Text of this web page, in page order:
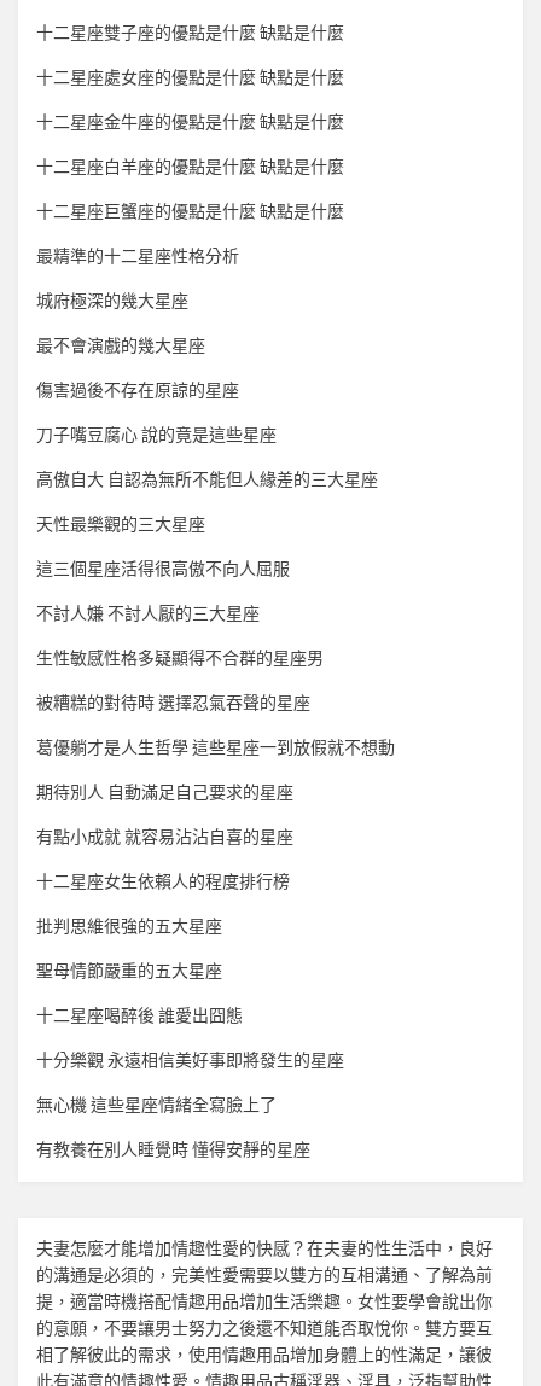
十二星座雙子座的優點是什麼 缺點是什麼
十二星座處女座的優點是什麼 缺點是什麼
十二星座金牛座的優點是什麼 缺點是什麼
十二星座白羊座的優點是什麼 缺點是什麼
十二星座巨蟹座的優點是什麼 缺點是什麼
最精準的十二星座性格分析
城府極深的幾大星座
最不會演戲的幾大星座
傷害過後不存在原諒的星座
刀子嘴豆腐心 說的竟是這些星座
高傲自大 自認為無所不能但人緣差的三大星座
天性最樂觀的三大星座
這三個星座活得很高傲不向人屈服
不討人嫌 不討人厭的三大星座
生性敏感性格多疑顯得不合群的星座男
被糟糕的對待時 選擇忍氣吞聲的星座
葛優躺才是人生哲學 這些星座一到放假就不想動
期待別人 自動滿足自己要求的星座
有點小成就 就容易沾沾自喜的星座
十二星座女生依賴人的程度排行榜
批判思維很強的五大星座
聖母情節嚴重的五大星座
十二星座喝醉後 誰愛出囧態
十分樂觀 永遠相信美好事即將發生的星座
無心機 這些星座情緒全寫臉上了
有教養在別人睡覺時 懂得安靜的星座
夫妻怎麼才能增加情趣性愛的快感？在夫妻的性生活中，良好
的溝通是必須的，完美性愛需要以雙方的互相溝通、了解為前
提，適當時機搭配情趣用品增加生活樂趣。女性要學會說出你
的意願，不要讓男士努力之後還不知道能否取悅你。雙方要互
相了解彼此的需求，使用情趣用品增加身體上的性滿足，讓彼